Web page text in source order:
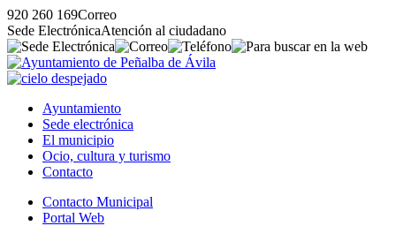
920 260 169Correo
Sede ElectrónicaAtención al ciudadano
Ayuntamiento
Sede electrónica
El municipio
Ocio, cultura y turismo
Contacto
Contacto Municipal
Portal Web